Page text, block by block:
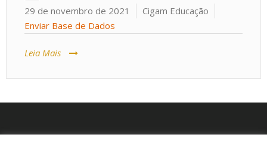
29 de novembro de 2021
Cigam Educação
Enviar Base de Dados
Leia Mais